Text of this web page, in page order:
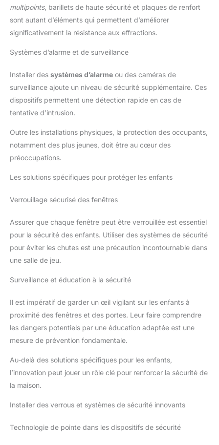
multipoints, barillets de haute sécurité et plaques de renfort
sont autant d’éléments qui permettent d’améliorer
significativement la résistance aux effractions.
Systèmes d’alarme et de surveillance
Installer des systèmes d’alarme ou des caméras de
surveillance ajoute un niveau de sécurité supplémentaire. Ces
dispositifs permettent une détection rapide en cas de
tentative d’intrusion.
Outre les installations physiques, la protection des occupants,
notamment des plus jeunes, doit être au cœur des
préoccupations.
Les solutions spécifiques pour protéger les enfants
Verrouillage sécurisé des fenêtres
Assurer que chaque fenêtre peut être verrouillée est essentiel
pour la sécurité des enfants. Utiliser des systèmes de sécurité
pour éviter les chutes est une précaution incontournable dans
une salle de jeu.
Surveillance et éducation à la sécurité
Il est impératif de garder un œil vigilant sur les enfants à
proximité des fenêtres et des portes. Leur faire comprendre
les dangers potentiels par une éducation adaptée est une
mesure de prévention fondamentale.
Au-delà des solutions spécifiques pour les enfants,
l’innovation peut jouer un rôle clé pour renforcer la sécurité de
la maison.
Installer des verrous et systèmes de sécurité innovants
Technologie de pointe dans les dispositifs de sécurité